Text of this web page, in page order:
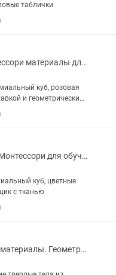
таблички
Набор монтессори материалы для обучения
куб, розовая
и геометрические
Материалы Монтессори для обучения
куб, цветные
с тканью
Монтессори материалы. Геометрические фигуры для обучения